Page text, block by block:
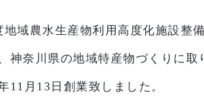
地域農水生産物利用高度化施設整
神奈川県の地域特産物づくりに取
11月13日創業致しました。